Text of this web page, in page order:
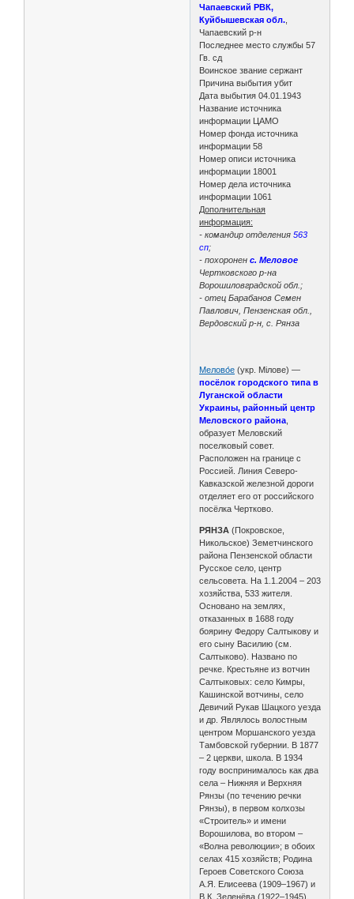
Чапаевский РВК,
Куйбышевская обл.
Чапаевский р-н
Последнее место службы 57
Гв. сд
Воинское звание сержант
Причина выбытия убит
Дата выбытия 04.01.1943
Название источника
информации ЦАМО
Номер фонда источника
информации 58
Номер описи источника
информации 18001
Номер дела источника
информации 1061
Дополнительная
информация:
- командир отделения563
сп;
- похороненс. Меловое
Чертковского р-на
Ворошиловградской обл.;
- отец Барабанов Семен
Павлович, Пензенская обл.,
Вердовский р-н, с. Рянза
Мелово́е (укр. Мілове) —
посёлок городского типа в
Луганской области
Украины, районный центр
Меловского района
образует Меловский
поселковый совет.
Расположен на границе с
Россией. Линия Северо-
Кавказской железной доро­ги
отделяет его от российского
посёлка Чертково.
РЯНЗА (Покровское,
Никольское) Земетчинского
района Пензенской области
Русское село, центр
сельсовета. На 1.1.2004 – 203
хозяйства, 533 жителя.
Основано на землях,
отказанных в 1688 году
боярину Федору Салтыкову и
его сыну Василию (см.
Салтыково). Названо по
речке. Крестьяне из вотчин
Салтыковых: село Кимры,
Кашинской вотчины, село
Девичий Рукав Шацкого уезда
и др. Являлось волостным
центром Моршанского уезда
Тамбовской губернии. В 1877
– 2 церкви, школа. В 1934
году воспринималось как два
села – Нижняя и Верхняя
Рянзы (по течению речки
Рянзы), в первом колхозы
«Строитель» и имени
Ворошилова, во втором –
«Волна революции»; в обоих
селах 415 хозяйств; Родина
Героев Советского Союза
А.Я. Елисеева (1909–1967) и
В.К. Зеленёва (1922–1945).